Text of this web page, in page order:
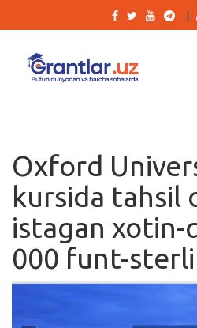
Ishlar
Kurslar
Blog
Yana
Oxford
kursida tahsil
istagan xotin-
000 funt-